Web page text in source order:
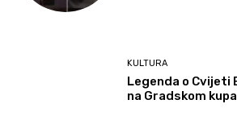
KULTURA
Legenda o
na Gradskom